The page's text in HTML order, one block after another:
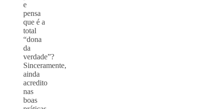
e
pensa
que é a
total
“dona
da
verdade”?
Sinceramente,
ainda
acredito
nas
boas